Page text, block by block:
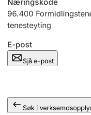
Næringskode
96.400
tenesteyting
E-post
Sjå e-post
Søk i